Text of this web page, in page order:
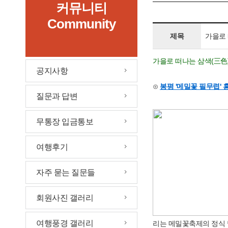
커뮤니티
Community
공지사항
질문과 답변
무통장 입금통보
여행후기
자주 묻는 질문들
회원사진 갤러리
여행풍경 갤러리
제목 가을로
가을로 떠나는 삼색(三
⊙ 봉평 '메밀꽃 필무렵'
리는 메밀꽃축제의 정식